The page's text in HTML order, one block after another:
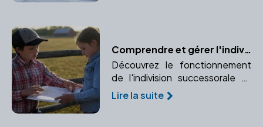
Comprendre et gérer l'indivision successorale avec l'aide d'un notaire
Découvrez le fonctionnement
de l'indivision successorale et
comment un notaire peut vous
aider à gérer cette situation
Lire la suite